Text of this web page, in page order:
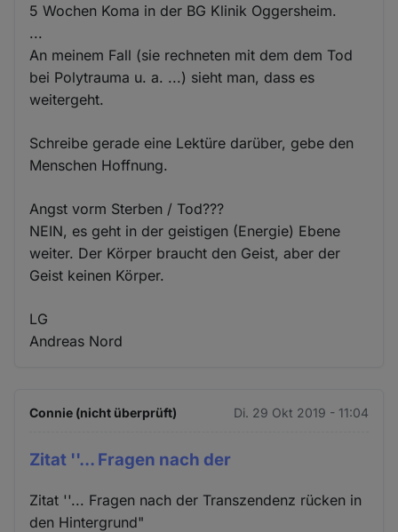
5 Wochen Koma in der BG Klinik Oggersheim.
...
An meinem Fall (sie rechneten mit dem dem Tod
bei Polytrauma u. a. ...) sieht man, dass es
weitergeht.
Schreibe gerade eine Lektüre darüber, gebe den
Menschen Hoffnung.
Angst vorm Sterben / Tod???
NEIN, es geht in der geistigen (Energie) Ebene
weiter. Der Körper braucht den Geist, aber der
Geist keinen Körper.
LG
Andreas Nord
Connie (nicht überprüft) Di. 29 Okt 2019 - 11:04
Zitat ''... Fragen nach der
Zitat ''... Fragen nach der Transzendenz rücken in
den Hintergrund"